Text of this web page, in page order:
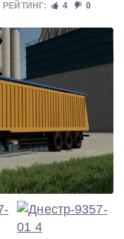
РЕЙТИНГ: 4 0